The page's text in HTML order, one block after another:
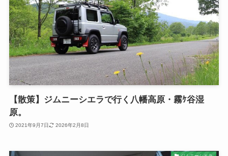
【散策】ジムニーシエラで行く八幡高原・霧ｹ谷湿
原。
2021年9月7日 2026年2月8日